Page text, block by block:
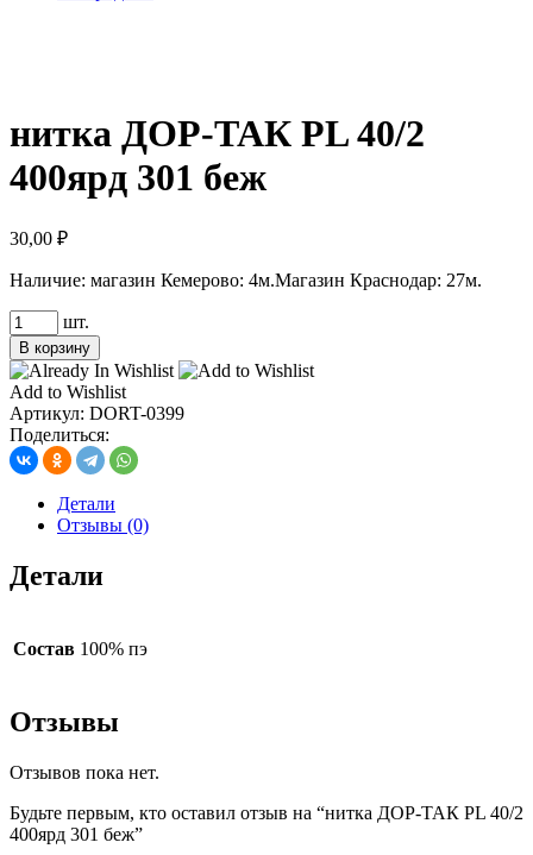
нитка ДОР-ТАК PL 40/2
400ярд 301 беж
30,00 ₽
Наличие: магазин Кемерово: 4м.Магазин Краснодар: 27м.
Количество
товара
нитка
ДОР-
ТАК
PL
40/2
400ярд
беж
шт.
В корзину
Add to Wishlist
Артикул: DORT-0399
Поделиться:
Детали
Отзывы (0)
Детали
Состав 100% пэ
Отзывы
Отзывов пока нет.
Будьте первым, кто оставил отзыв на “нитка ДОР-ТАК PL 40/2
400ярд 301 беж”